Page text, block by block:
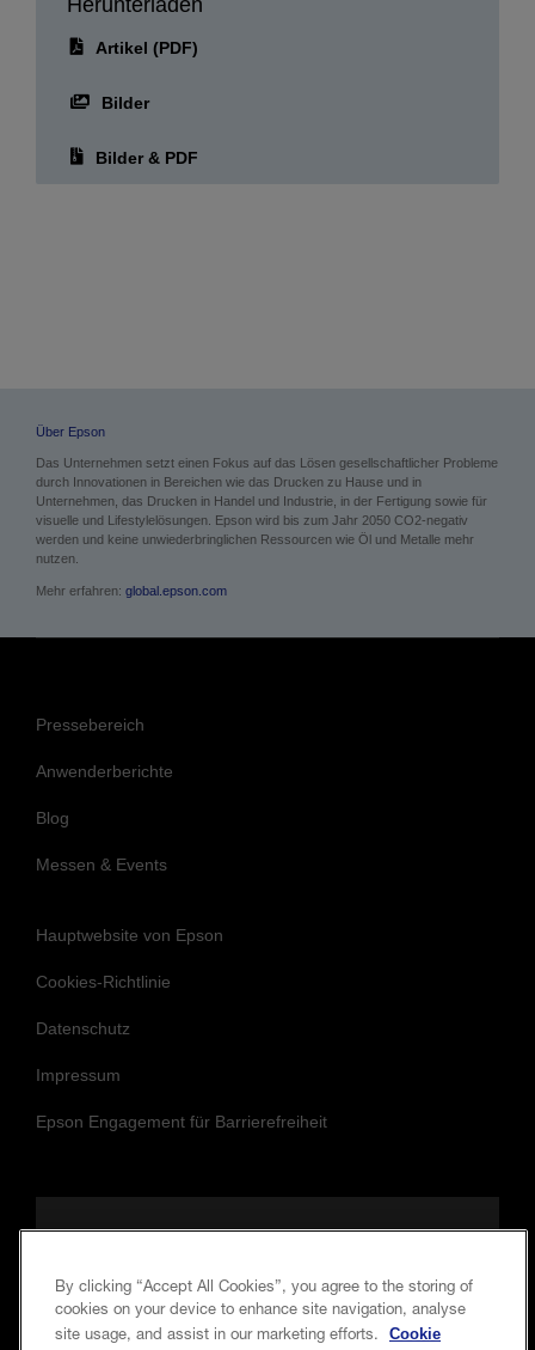
Herunterladen
Artikel (PDF)
Bilder
Bilder & PDF
Über Epson
Das Unternehmen setzt einen Fokus auf das Lösen gesellschaftlicher Probleme
durch Innovationen in Bereichen wie das Drucken zu Hause und in
Unternehmen, das Drucken in Handel und Industrie, in der Fertigung sowie für
visuelle und Lifestylelösungen. Epson wird bis zum Jahr 2050 CO2-negativ
werden und keine unwiederbringlichen Ressourcen wie Öl und Metalle mehr
nutzen.
Mehr erfahren: global.epson.com
Pressebereich
Anwenderberichte
Blog
Messen & Events
Hauptwebsite von Epson
Cookies-Richtlinie
Datenschutz
Impressum
Epson Engagement für Barrierefreiheit
By clicking “Accept All Cookies”, you agree to the storing of
cookies on your device to enhance site navigation, analyse
site usage, and assist in our marketing efforts.
Cookie